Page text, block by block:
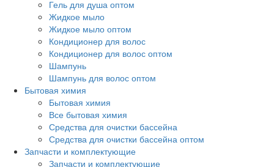
Гель для душа оптом
Жидкое мыло
Жидкое мыло оптом
Кондиционер для волос
Кондиционер для волос оптом
Шампунь
Шампунь для волос оптом
Бытовая химия
Бытовая химия
Все бытовая химия
Средства для очистки бассейна
Средства для очистки бассейна оптом
Запчасти и комплектующие
Запчасти и комплектующие